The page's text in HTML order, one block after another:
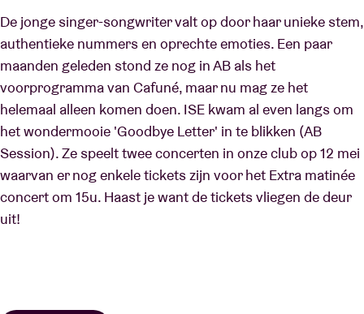
De jonge singer-songwriter valt op door haar unieke stem,
authentieke nummers en oprechte emoties. Een paar
maanden geleden stond ze nog in AB als het
voorprogramma van Cafuné, maar nu mag ze het
helemaal alleen komen doen. ISE kwam al even langs om
het wondermooie 'Goodbye Letter' in te blikken (AB
Session). Ze speelt twee concerten in onze club op 12 mei
waarvan er nog enkele tickets zijn voor het Extra matinée
concert om 15u. Haast je want de tickets vliegen de deur
uit!